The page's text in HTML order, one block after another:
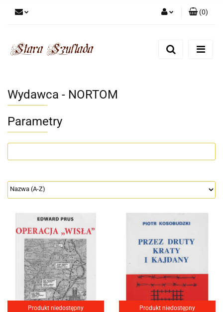
Zarejestruj się
(0)
Wydawca - NORTOM
Parametry
Produkt niedostępny Produkt niedostępny